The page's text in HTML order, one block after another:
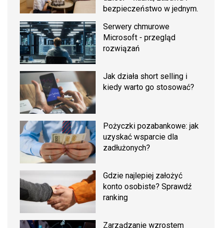
bezpieczeństwo w jednym.
Serwery chmurowe
Microsoft - przegląd
rozwiązań
Jak działa short selling i
kiedy warto go stosować?
Pożyczki pozabankowe: jak
uzyskać wsparcie dla
zadłużonych?
Gdzie najlepiej założyć
konto osobiste? Sprawdź
ranking
Zarządzanie wzrostem